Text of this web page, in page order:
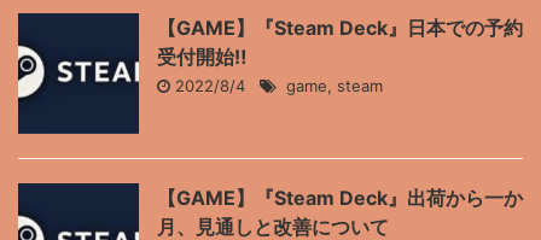
【GAME】『Steam Deck』日本での予約
受付開始‼
2022/8/4 game, steam
【GAME】『Steam Deck』出荷から一か
月、見通しと改善について